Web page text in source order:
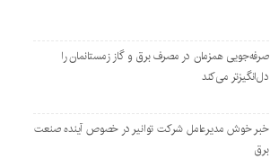
صرفه‌جویی همزمان در مصرف برق و گاز زمستانمان را
دل‌انگیزتر می‌کند
خبر خوش مدیرعامل شرکت توانیر در خصوص آینده صنعت
برق